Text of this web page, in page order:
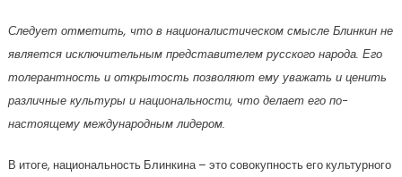
Следует отметить, что в националистическом смысле Блинкин не
является исключительным представителем русского народа. Его
толерантность и открытость позволяют ему уважать и ценить
различные культуры и национальности, что делает его по-
настоящему международным лидером.
В итоге, национальность Блинкина – это совокупность его культурного